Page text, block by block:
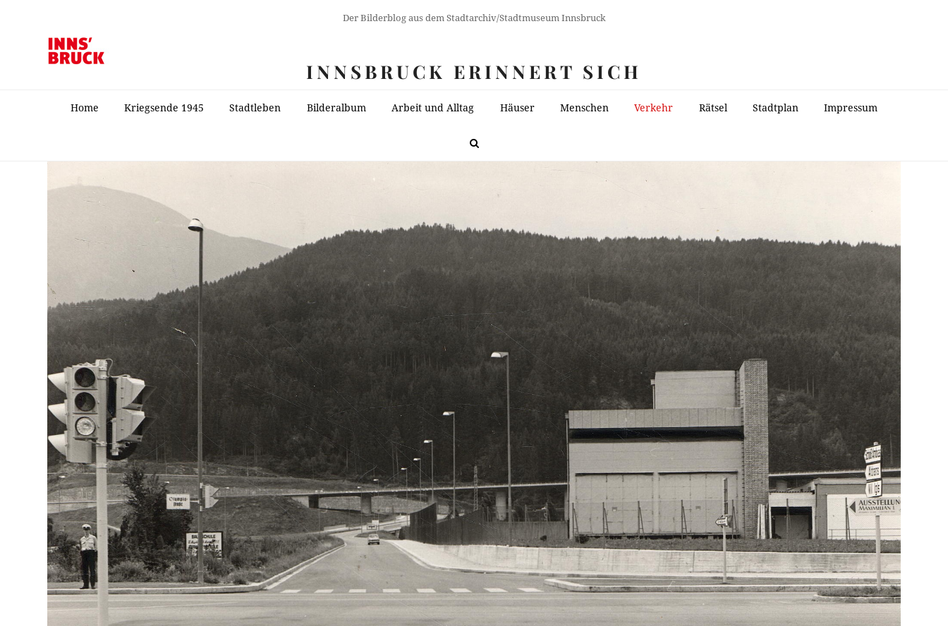
Der Bilderblog aus dem Stadtarchiv/Stadtmuseum Innsbruck
INNSBRUCK ERINNERT SICH
Home Kriegsende 1945 Stadtleben Bilderalbum Arbeit und Alltag Häuser Menschen Verkehr Rätsel Stadtplan Impressum